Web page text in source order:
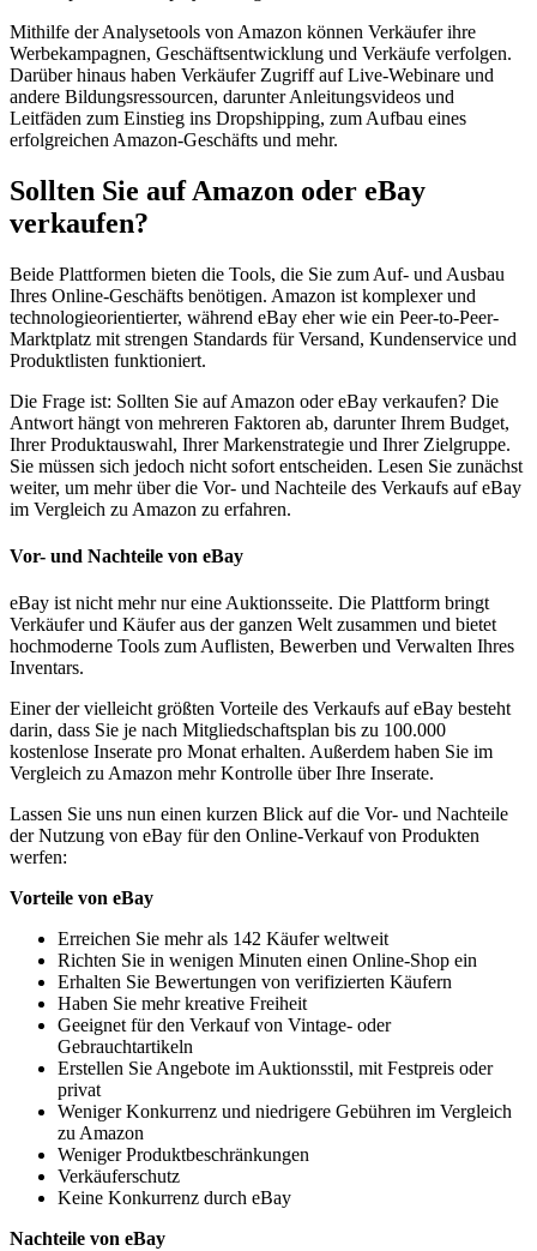
Mithilfe der Analysetools von Amazon können Verkäufer ihre
Werbekampagnen, Geschäftsentwicklung und Verkäufe verfolgen.
Darüber hinaus haben Verkäufer Zugriff auf Live-Webinare und
andere Bildungsressourcen, darunter Anleitungsvideos und
Leitfäden zum Einstieg ins Dropshipping, zum Aufbau eines
erfolgreichen Amazon-Geschäfts und mehr.
Sollten Sie auf Amazon oder eBay
verkaufen?
Beide Plattformen bieten die Tools, die Sie zum Auf- und Ausbau
Ihres Online-Geschäfts benötigen. Amazon ist komplexer und
technologieorientierter, während eBay eher wie ein Peer-to-Peer-
Marktplatz mit strengen Standards für Versand, Kundenservice und
Produktlisten funktioniert.
Die Frage ist: Sollten Sie auf Amazon oder eBay verkaufen? Die
Antwort hängt von mehreren Faktoren ab, darunter Ihrem Budget,
Ihrer Produktauswahl, Ihrer Markenstrategie und Ihrer Zielgruppe.
Sie müssen sich jedoch nicht sofort entscheiden. Lesen Sie zunächst
weiter, um mehr über die Vor- und Nachteile des Verkaufs auf eBay
im Vergleich zu Amazon zu erfahren.
Vor- und Nachteile von eBay
eBay ist nicht mehr nur eine Auktionsseite. Die Plattform bringt
Verkäufer und Käufer aus der ganzen Welt zusammen und bietet
hochmoderne Tools zum Auflisten, Bewerben und Verwalten Ihres
Inventars.
Einer der vielleicht größten Vorteile des Verkaufs auf eBay besteht
darin, dass Sie je nach Mitgliedschaftsplan bis zu 100.000
kostenlose Inserate pro Monat erhalten. Außerdem haben Sie im
Vergleich zu Amazon mehr Kontrolle über Ihre Inserate.
Lassen Sie uns nun einen kurzen Blick auf die Vor- und Nachteile
der Nutzung von eBay für den Online-Verkauf von Produkten
werfen:
Vorteile von eBay
Erreichen Sie mehr als 142 Käufer weltweit
Richten Sie in wenigen Minuten einen Online-Shop ein
Erhalten Sie Bewertungen von verifizierten Käufern
Haben Sie mehr kreative Freiheit
Geeignet für den Verkauf von Vintage- oder
Gebrauchtartikeln
Erstellen Sie Angebote im Auktionsstil, mit Festpreis oder
privat
Weniger Konkurrenz und niedrigere Gebühren im Vergleich
zu Amazon
Weniger Produktbeschränkungen
Verkäuferschutz
Keine Konkurrenz durch eBay
Nachteile von eBay